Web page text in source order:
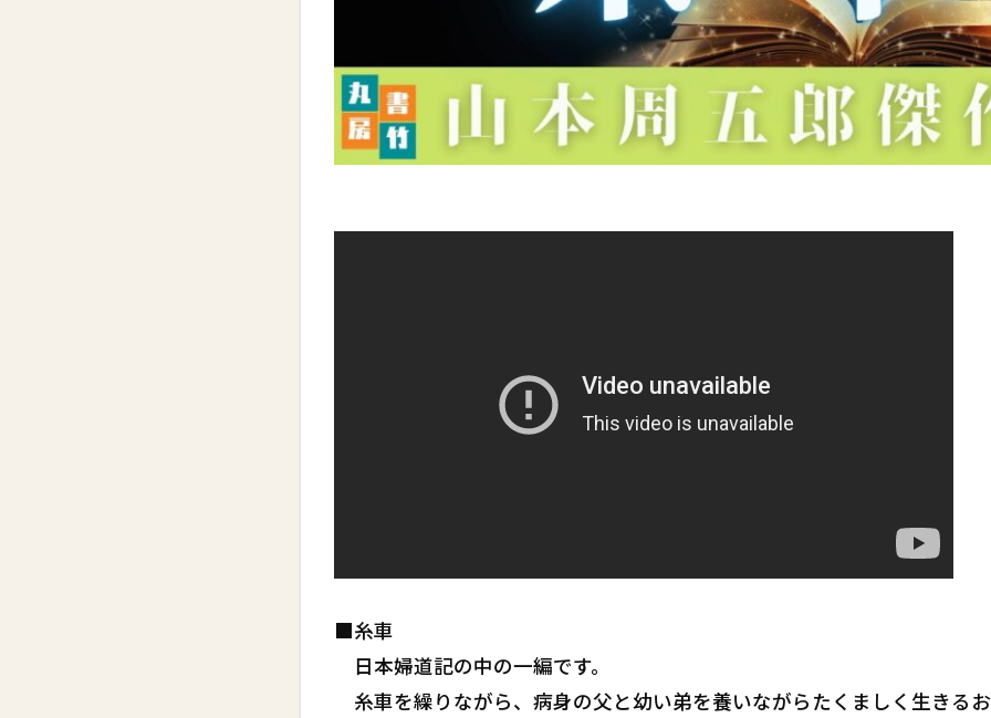
■糸車
日本婦道記の中の一編です。
糸車を繰りながら、病身の父と幼い弟を養いながらたくましく生きる